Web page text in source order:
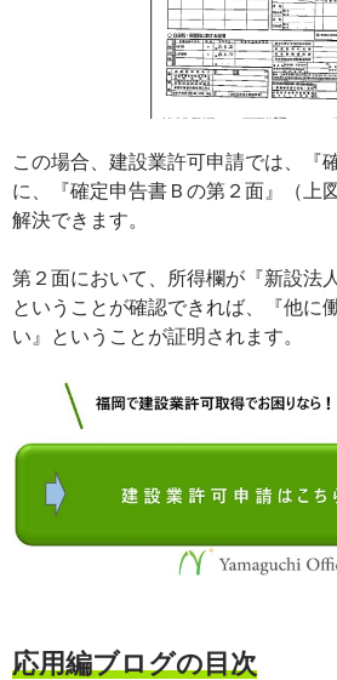
この場合、建設業許可申請では、『
に、『確定申告書Ｂの第２面』（上
解決できます。
第２面において、所得欄が『新設法
ということが確認できれば、『他に
い』ということが証明されます。
応用編ブログの目次